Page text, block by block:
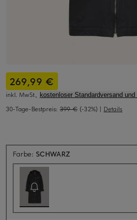
269,99 €
inkl. MwSt., kostenloser Standardversand
30-Tage-Bestpreis: 399 € (-32%) | Details
Farbe: SCHWARZ